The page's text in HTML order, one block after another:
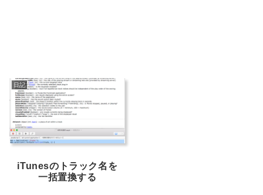
日記
iTunesのトラック名を
一括置換する